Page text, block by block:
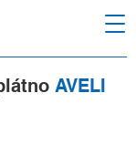
AVELI